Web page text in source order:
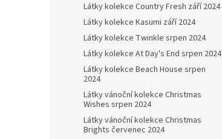
Látky kolekce Country Fresh září 2024
Látky kolekce Kasumi září 2024
Látky kolekce Twinkle srpen 2024
Látky kolekce At Day's End srpen 2024
Látky kolekce Beach House srpen
2024
Látky vánoční kolekce Christmas
Wishes srpen 2024
Látky vánoční kolekce Christmas
Brights červenec 2024